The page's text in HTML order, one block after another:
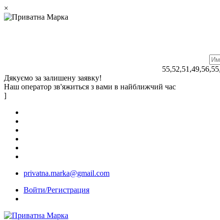
×
Дякуємо за залишену заявку!
Наш оператор зв'яжиться з вами в найближчий час
]
privatna.marka@gmail.com
Войти/Регистрация